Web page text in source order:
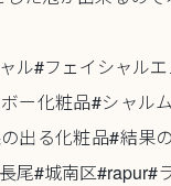
ル#フェイシャル
ー化粧品#シャル
出る化粧品#結果
尾#城南区#rapur#